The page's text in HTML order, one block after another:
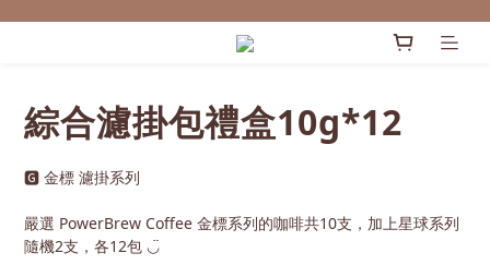
綜合濾掛包禮盒10g*12
🅶 金標 濾掛系列
嚴選 PowerBrew Coffee 金標系列的咖啡共10支，加上星球系列
隨機2支，各12包 ◡̈